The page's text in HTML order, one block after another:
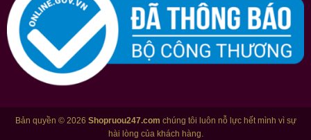
Bản quyền © 2026 Shopruou247.com chúng tôi luôn nỗ lực hết mình vì sự
hài lòng của khách hàng.